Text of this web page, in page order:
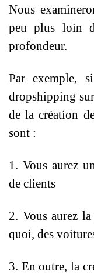
Nous
peu plus loin
profondeur.
Par exemple,
dropshipping
de la création
sont :
1. Vous aurez
de clients
2. Vous aurez
quoi, des
3. En outre, la